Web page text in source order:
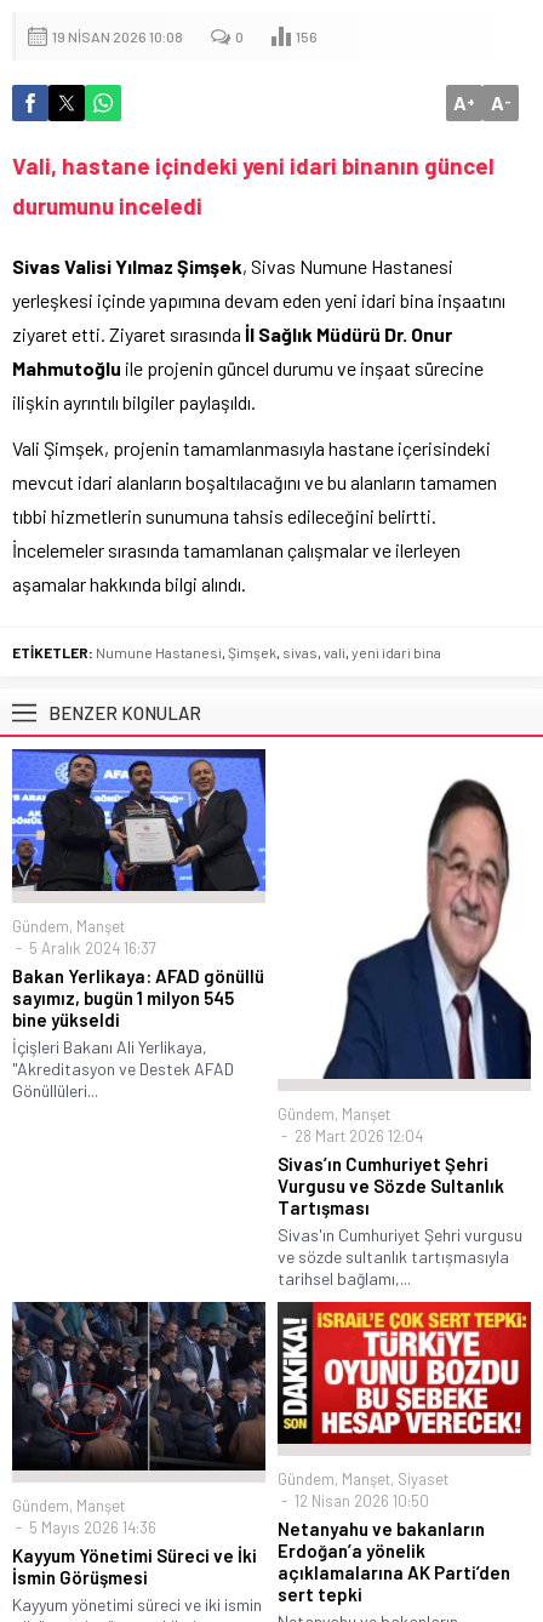
19 NISAN 2026 10:08 0 156
A+ A-
Vali, hastane içindeki yeni idari binanın güncel
durumunu inceledi
Sivas Valisi Yılmaz Şimşek, Sivas Numune Hastanesi
yerleşkesi içinde yapımına devam eden yeni idari bina inşaatını
ziyaret etti. Ziyaret sırasında İl Sağlık Müdürü Dr. Onur
Mahmutoğlu ile projenin güncel durumu ve inşaat sürecine
ilişkin ayrıntılı bilgiler paylaşıldı.
Vali Şimşek, projenin tamamlanmasıyla hastane içerisindeki
mevcut idari alanların boşaltılacağını ve bu alanların tamamen
tıbbi hizmetlerin sunumuna tahsis edileceğini belirtti.
İncelemeler sırasında tamamlanan çalışmalar ve ilerleyen
aşamalar hakkında bilgi alındı.
ETİKETLER: Numune Hastanesi, Şimşek, sivas, vali, yeni idari bina
BENZER KONULAR
Gündem, Manşet
5 Aralık 2024 16:37
Bakan Yerlikaya: AFAD gönüllü
sayımız, bugün 1 milyon 545
bine yükseldi
İçişleri Bakanı Ali Yerlikaya,
"Akreditasyon ve Destek AFAD
Gönüllüleri...
Gündem, Manşet
28 Mart 2026 12:04
Sivas’ın Cumhuriyet Şehri
Vurgusu ve Sözde Sultanlık
Tartışması
Sivas'ın Cumhuriyet Şehri vurgusu
ve sözde sultanlık tartışmasıyla
tarihsel bağlamı,...
Gündem, Manşet
5 Mayıs 2026 14:36
Kayyum Yönetimi Süreci ve İki
İsmin Görüşmesi
Kayyum yönetimi süreci ve iki ismin
Gündem, Manşet, Siyaset
12 Nisan 2026 10:50
Netanyahu ve bakanların
Erdoğan’a yönelik
açıklamalarına AK Parti’den
sert tepki